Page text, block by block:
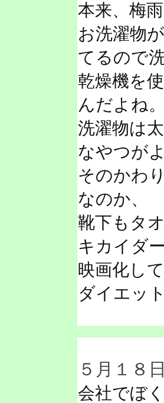
本来、梅
お洗濯物
てるので
乾燥機を
んだよね。
洗濯物は
なやつが
そのかわ
なのか、
靴下もタ
キカイダ
映画化し
ダイエッ
５月１８
会社でぼ